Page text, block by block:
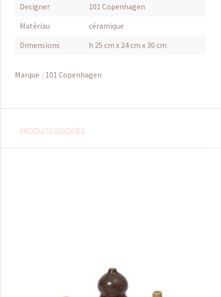
Designer
101 Copenhagen
Matériau
céramique
Dimensions
h 25 cm x 24 cm x 30 cm
Marque : 101 Copenhagen
PRODUITS ASSOCIÉS